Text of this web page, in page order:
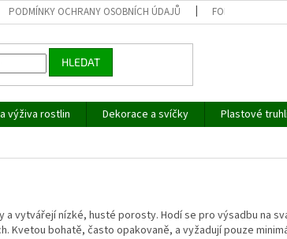
PODMÍNKY OCHRANY OSOBNÍCH ÚDAJŮ FORMULÁŘ PRO
HLEDAT
výživa rostlin Dekorace a svíčky Plastové
a vytvářejí nízké, husté porosty. Hodí se pro výsadbu na
Kvetou bohatě, často opakovaně, a vyžadují pouze